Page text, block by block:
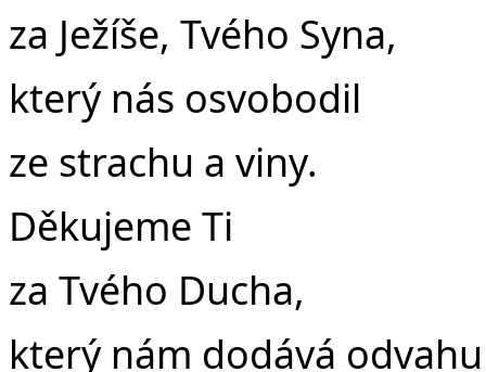
za Ježíše, Tvého Syna,
který nás osvobodil
ze strachu a viny.
Děkujeme Ti
za Tvého Ducha,
který nám dodává odvahu